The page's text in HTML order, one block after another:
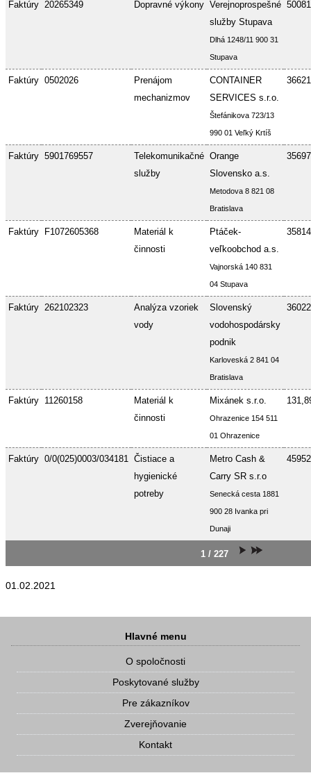
Faktúry 20265349 Dopravné výkony Verejnoprospešné
služby Stupava
Dlhá 1248/11 900 31
Stupava
Faktúry 0502026
Prenájom
mechanizmov
CONTAINER
SERVICES s.r.o.
Štefánikova 723/13
990 01 Veľký Krtíš
Faktúry 5901769557
Telekomunikačné
služby
Orange
Slovensko a.s.
Metodova 8 821 08
Bratislava
Faktúry F1072605368
Materiál k
činnosti
Ptáček-
veľkoobchod a.s.
Vajnorská 140 831
04 Stupava
Faktúry 262102323
Analýza vzoriek
vody
Slovenský
vodohospodársky
podnik
Karloveská 2 841 04
Bratislava
Faktúry 11260158
Materiál k
činnosti
Mixánek s.r.o.
Ohrazenice 154 511
01 Ohrazenice
Faktúry 0/0(025)0003/034181 Čistiace a
hygienické
potreby
Metro Cash &
Carry SR s.r.o
Senecká cesta 1881
900 28 Ivanka pri
Dunaji
1 / 227
01.02.2021
Hlavné menu
O spoločnosti
Poskytované služby
Pre zákazníkov
Zverejňovanie
Kontakt